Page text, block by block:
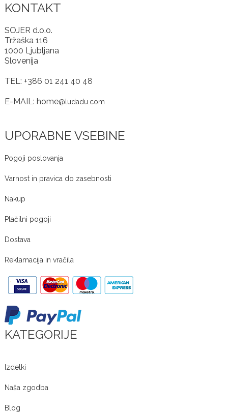
KONTAKT
SOJER d.o.o.
Tržaška 116
1000 Ljubljana
Slovenija
TEL: +386 01 241 40 48
E-MAIL: home@ludadu.com
UPORABNE VSEBINE
Pogoji poslovanja
Varnost in pravica do zasebnosti
Nakup
Plačilni pogoji
Dostava
Reklamacija in vračila
KATEGORIJE
Izdelki
Naša zgodba
Blog